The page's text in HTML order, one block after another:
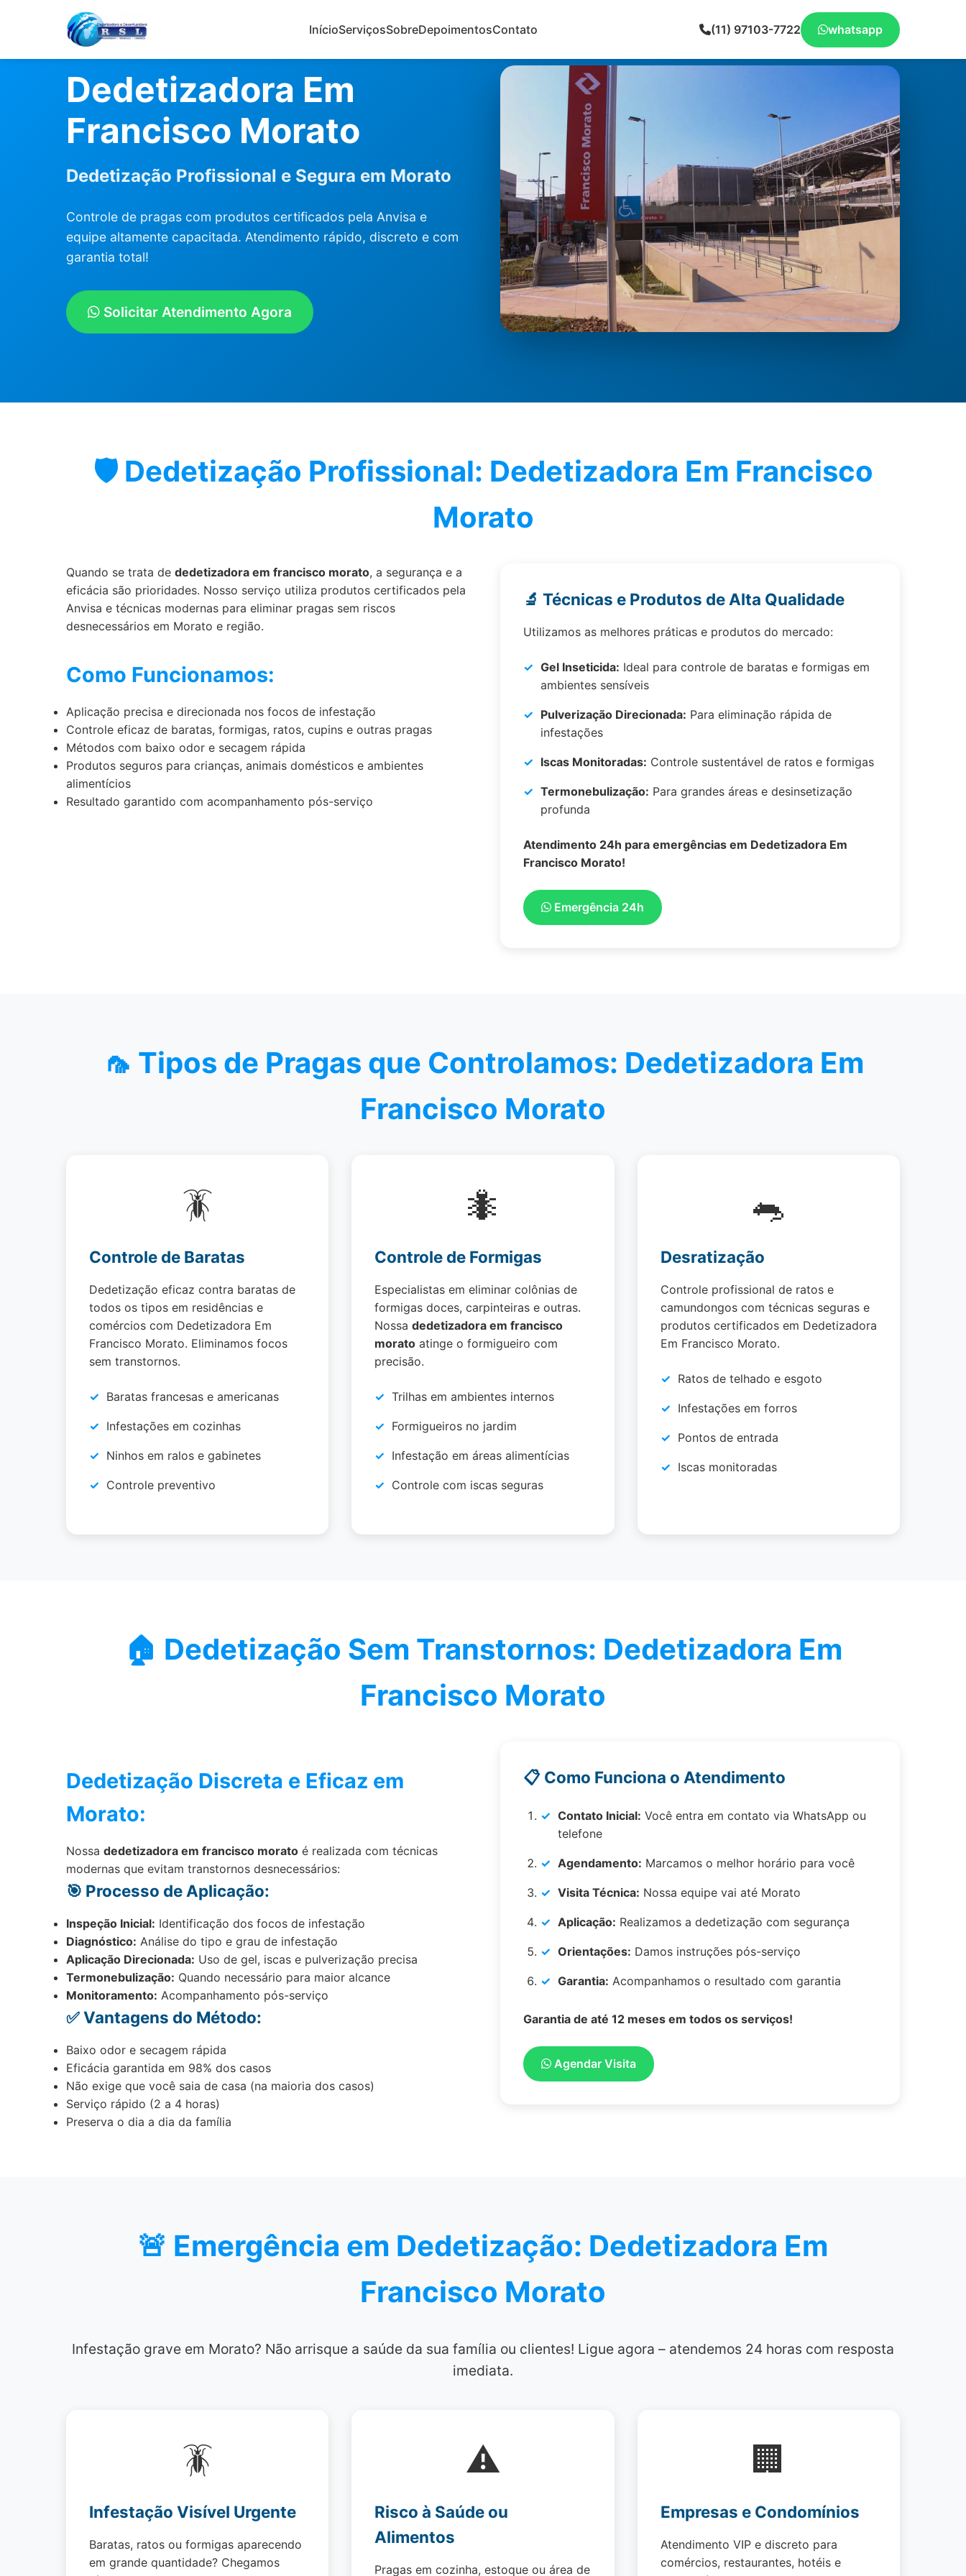
InícioServiçosSobreDepoimentosContato (11) 97103-7722 whatsapp
Dedetizadora Em
Francisco Morato
Dedetização Profissional e Segura em Morato
Controle de pragas com produtos certificados pela Anvisa e
equipe altamente capacitada. Atendimento rápido, discreto e com
garantia total!
Solicitar Atendimento Agora
🛡️ Dedetização Profissional: Dedetizadora Em Francisco
Morato
Quando se trata de dedetizadora em francisco morato, a segurança e a
eficácia são prioridades. Nosso serviço utiliza produtos certificados pela
Anvisa e técnicas modernas para eliminar pragas sem riscos
desnecessários em Morato e região.
Como Funcionamos:
Aplicação precisa e direcionada nos focos de infestação
Controle eficaz de baratas, formigas, ratos, cupins e outras pragas
Métodos com baixo odor e secagem rápida
Produtos seguros para crianças, animais domésticos e ambientes
alimentícios
Resultado garantido com acompanhamento pós-serviço
🔬 Técnicas e Produtos de Alta Qualidade
Utilizamos as melhores práticas e produtos do mercado:
Gel Inseticida: Ideal para controle de baratas e formigas em
ambientes sensíveis
Pulverização Direcionada: Para eliminação rápida de
infestações
Iscas Monitoradas: Controle sustentável de ratos e formigas
Termonebulização: Para grandes áreas e desinsetização
profunda
Atendimento 24h para emergências em Dedetizadora Em
Francisco Morato!
Emergência 24h
🦟 Tipos de Pragas que Controlamos: Dedetizadora Em
Francisco Morato
🪳
Controle de Baratas
Dedetização eficaz contra baratas de
todos os tipos em residências e
comércios com Dedetizadora Em
Francisco Morato. Eliminamos focos
sem transtornos.
Baratas francesas e americanas
Infestações em cozinhas
Ninhos em ralos e gabinetes
Controle preventivo
🐜
Controle de Formigas
Especialistas em eliminar colônias de
formigas doces, carpinteiras e outras.
Nossadedetizadora em francisco
morato atinge o formigueiro com
precisão.
Trilhas em ambientes internos
Formigueiros no jardim
Infestação em áreas alimentícias
Controle com iscas seguras
🐀
Desratização
Controle profissional de ratos e
camundongos com técnicas seguras e
produtos certificados em Dedetizadora
Em Francisco Morato.
Ratos de telhado e esgoto
Infestações em forros
Pontos de entrada
Iscas monitoradas
🏠 Dedetização Sem Transtornos: Dedetizadora Em
Francisco Morato
Dedetização Discreta e Eficaz em
Morato:
Nossa dedetizadora em francisco morato é realizada com técnicas
modernas que evitam transtornos desnecessários:
🎯 Processo de Aplicação:
Inspeção Inicial: Identificação dos focos de infestação
Diagnóstico: Análise do tipo e grau de infestação
Aplicação Direcionada: Uso de gel, iscas e pulverização precisa
Termonebulização: Quando necessário para maior alcance
Monitoramento: Acompanhamento pós-serviço
✅ Vantagens do Método:
Baixo odor e secagem rápida
Eficácia garantida em 98% dos casos
Não exige que você saia de casa (na maioria dos casos)
Serviço rápido (2 a 4 horas)
Preserva o dia a dia da família
📋 Como Funciona o Atendimento
Contato Inicial: Você entra em contato via WhatsApp ou
telefone
Agendamento: Marcamos o melhor horário para você
Visita Técnica: Nossa equipe vai até Morato
Aplicação: Realizamos a dedetização com segurança
Orientações: Damos instruções pós-serviço
Garantia: Acompanhamos o resultado com garantia
Garantia de até 12 meses em todos os serviços!
Agendar Visita
🚨 Emergência em Dedetização: Dedetizadora Em
Francisco Morato
Infestação grave em Morato? Não arrisque a saúde da sua família ou clientes! Ligue agora – atendemos 24 horas com resposta
imediata.
🪳
Infestação Visível Urgente
Baratas, ratos ou formigas aparecendo
em grande quantidade? Chegamos
⚠️
Risco à Saúde ou
Alimentos
Pragas em cozinha, estoque ou área de
🏢
Empresas e Condomínios
Atendimento VIP e discreto para
comércios, restaurantes, hotéis e